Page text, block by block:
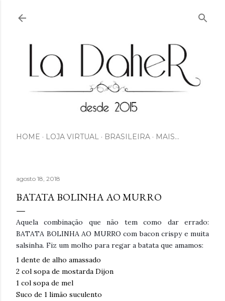
HOME LOJA VIRTUAL BRASILEIRA MAIS…
agosto 18, 2018
BATATA BOLINHA AO MURRO
Aquela combinação que não tem como dar errado:
BATATA BOLINHA AO MURRO com bacon crispy e muita
salsinha. Fiz um molho para regar a batata que amamos:
1 dente de alho amassado
2 col sopa de mostarda Dijon
1 col sopa de mel
Suco de 1 limão suculento